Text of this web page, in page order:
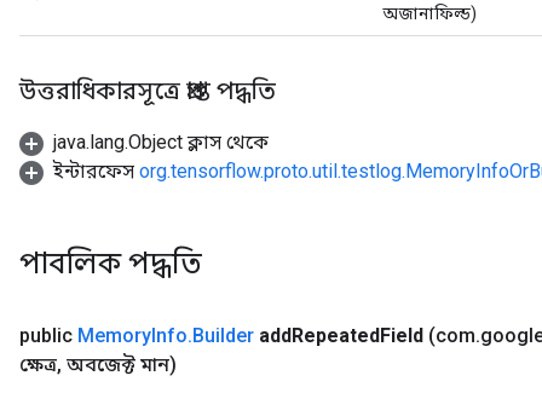
অজানাফিল্ড)
উত্তরাধিকারসূত্রে প্রাপ্ত পদ্ধতি
java.lang.Object ক্লাস থেকে
ইন্টারফেস
পাবলিক পদ্ধতি
public MemoryInfo.Builder addRepeatedField (com.
ক্ষেত্র, অবজেক্ট মান)